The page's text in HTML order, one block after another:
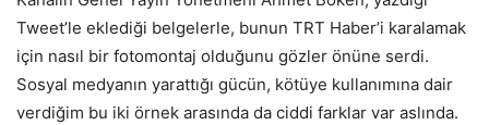
Tweet’le eklediği belgelerle, bunun TRT Haber’i karalamak
için nasıl bir fotomontaj olduğunu gözler önüne serdi.
Sosyal medyanın yarattığı gücün, kötüye kullanımına dair
verdiğim bu iki örnek arasında da ciddi farklar var aslında.